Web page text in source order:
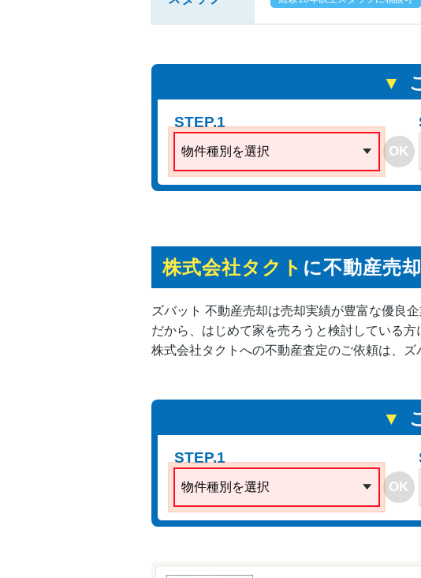
STEP.1
物件種別を選択 OK
株式会社タクト に不動産売
ズバット 不動産売却は売却実績が豊富な優良
だから、はじめて家を売ろうと検討している
株式会社タクトへの不動産査定のご依頼は、ズ
STEP.1
物件種別を選択 OK